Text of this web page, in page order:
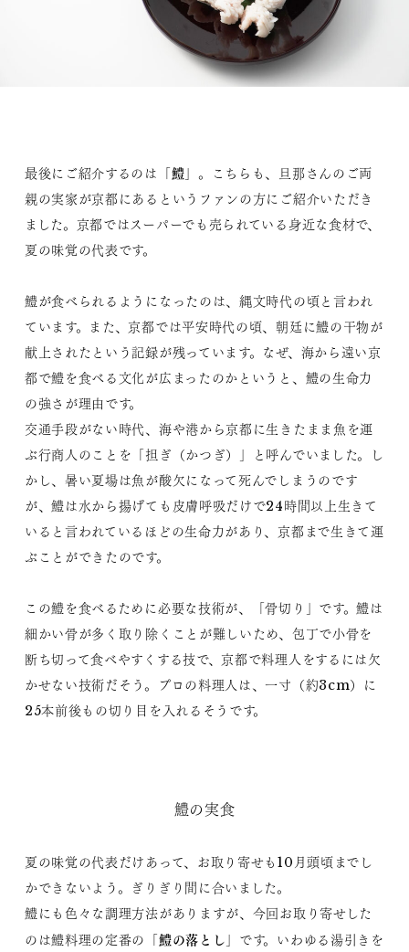
最後にご紹介するのは「鱧」。こちらも、旦那さんのご両
親の実家が京都にあるというファンの方にご紹介いただき
ました。京都ではスーパーでも売られている身近な食材で、
夏の味覚の代表です。
鱧が食べられるようになったのは、縄文時代の頃と言われ
ています。また、京都では平安時代の頃、朝廷に鱧の干物が
献上されたという記録が残っています。なぜ、海から遠い京
都で鱧を食べる文化が広まったのかというと、鱧の生命力
の強さが理由です。
交通手段がない時代、海や港から京都に生きたまま魚を運
ぶ行商人のことを「担ぎ（かつぎ）」と呼んでいました。し
かし、暑い夏場は魚が酸欠になって死んでしまうのです
が、鱧は水から揚げても皮膚呼吸だけで24時間以上生きて
いると言われているほどの生命力があり、京都まで生きて運
ぶことができたのです。
この鱧を食べるために必要な技術が、「骨切り」です。鱧は
細かい骨が多く取り除くことが難しいため、包丁で小骨を
断ち切って食べやすくする技で、京都で料理人をするには欠
かせない技術だそう。プロの料理人は、一寸（約3cm）に
25本前後もの切り目を入れるそうです。
鱧の実食
夏の味覚の代表だけあって、お取り寄せも10月頭頃までし
かできないよう。ぎりぎり間に合いました。
鱧にも色々な調理方法がありますが、今回お取り寄せした
のは鱧料理の定番の「鱧の落とし 」です。いわゆる湯引きを